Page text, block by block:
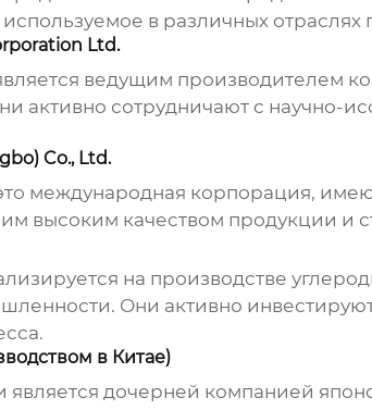
в различных
Ltd.
ведущим производителем
активно сотрудничают с научно-
Co., Ltd.
международная корпорация,
высоким качеством продукции и
на производстве
Они активно
в Китае)
является дочерней компанией